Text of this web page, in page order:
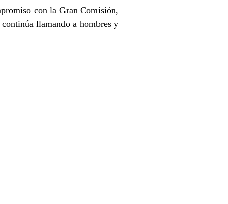
con la Gran Comisión,
llamando a hombres y